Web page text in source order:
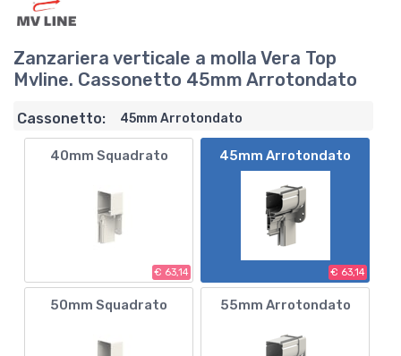
Zanzariera verticale a molla Vera Top
Mvline. Cassonetto 45mm Arrotondato
Cassonetto: 45mm Arrotondato
40mm Squadrato
€ 63,14
45mm Arrotondato
€ 63,14
50mm Squadrato 55mm Arrotondato